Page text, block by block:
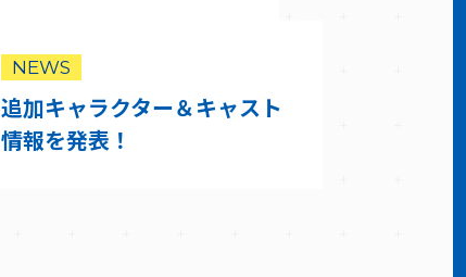
NEWS
追加キャラクター＆キャスト
情報を発表！